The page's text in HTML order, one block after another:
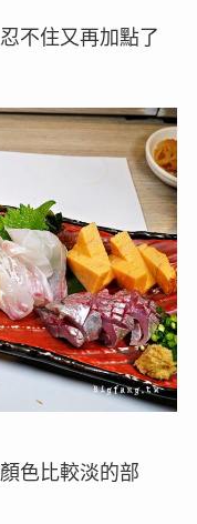
不住又再加點了
色比較淡的部